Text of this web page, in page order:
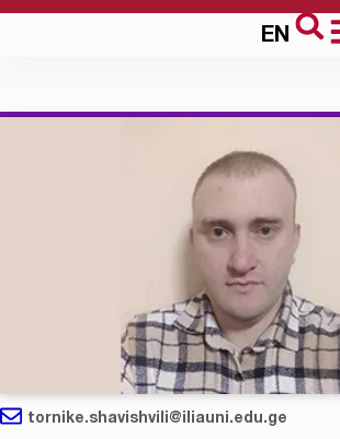
EN
tornike.shavishvili@iliauni.edu.ge